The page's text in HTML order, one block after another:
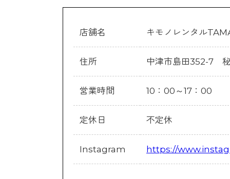
店舗名 キモノレンタル
住所 中津市島田352-7
営業時間 10：00～17：00
定休日 不定休
Instagram https://